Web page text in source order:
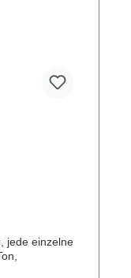
jede einzelne